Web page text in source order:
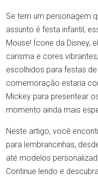
Se tem um personagem
assunto é festa infantil,
Mouse! Ícone da Disney,
carisma e cores
escolhidos para festas
comemoração estaria
Mickey para presentear
momento ainda mais
Neste artigo, você
para lembrancinhas,
até modelos
Continue lendo e